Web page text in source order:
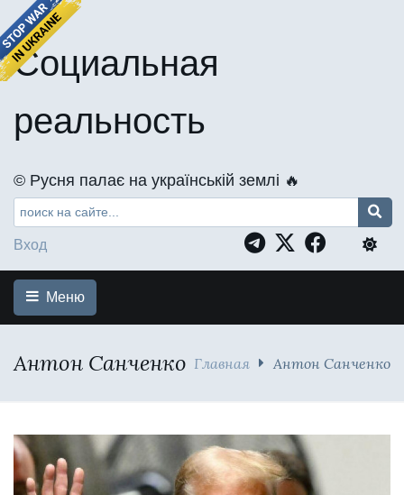
Социальная
реальность
©️ Русня палає на українській землі 🔥
Вход
Меню
Антон Санченко Главная Антон Санченко